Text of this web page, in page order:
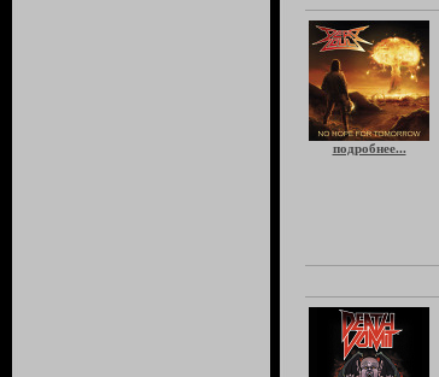
подробнее...